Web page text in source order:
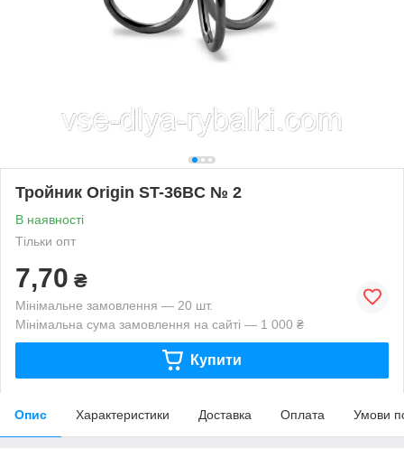
Тройник Origin ST-36BC № 2
В наявності
Тільки опт
7,70 ₴
Мінімальне замовлення — 20 шт.
Мінімальна сума замовлення на сайті — 1 000 ₴
Купити
Опис Характеристики Доставка Оплата Умови